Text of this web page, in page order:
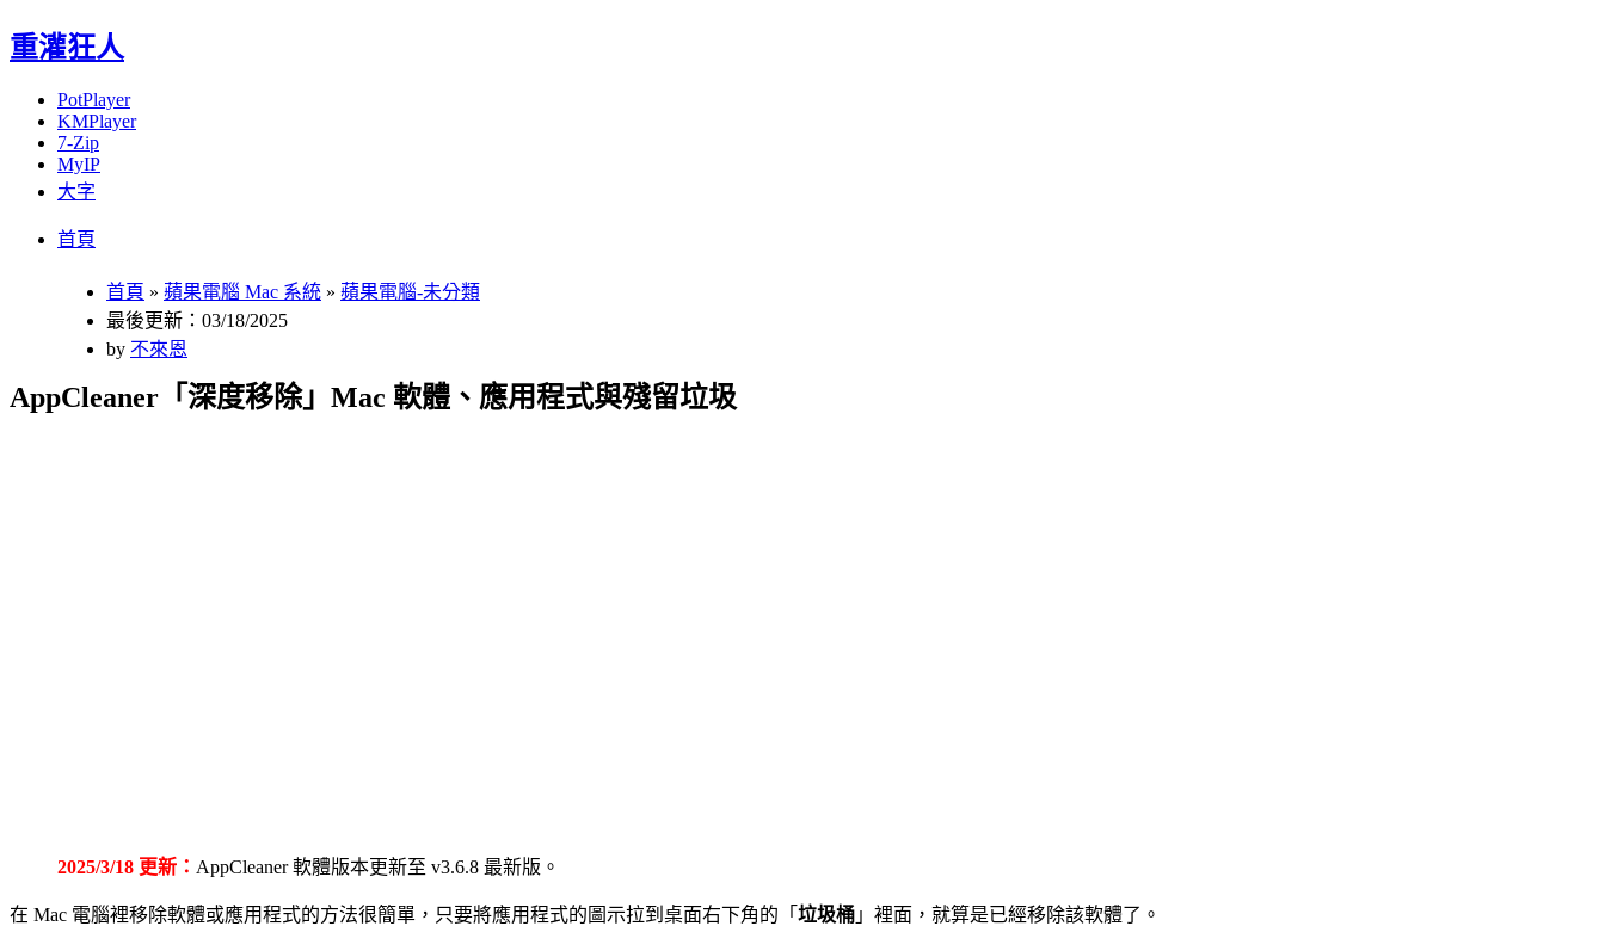
重灌狂人
PotPlayer
KMPlayer
7-Zip
MyIP
大字
首頁
首頁 » 蘋果電腦 Mac 系統 » 蘋果電腦-未分類
最後更新：03/18/2025
by 不來恩
AppCleaner「深度移除」Mac 軟體、應用程式與殘留垃圾
2025/3/18 更新： AppCleaner 軟體版本更新至 v3.6.8 最新版。
在 Mac 電腦裡移除軟體或應用程式的方法很簡單，只要將應用程式的圖示拉到桌面右下角的「 垃圾桶 」裡面，就算是已經移除該軟體了。